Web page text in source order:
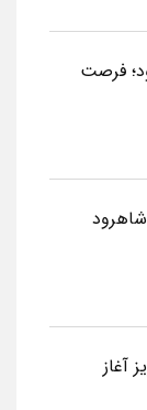
2 شاهرود؛ فرصت
آغاز